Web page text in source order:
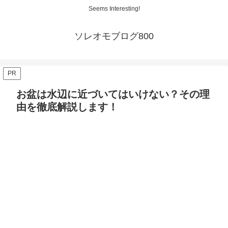
Seems Interesting!
ソレオモブログ800
PR
お盆は水辺に近づいてはいけない？その理
由を徹底解説します！